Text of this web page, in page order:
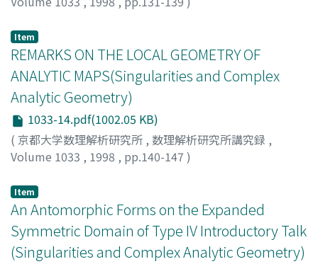
Item
REMARKS ON THE LOCAL GEOMETRY OF
ANALYTIC MAPS(Singularities and Complex
Analytic Geometry)
1033-14.pdf(1002.05 KB)
( 京都大学数理解析研究所 , 数理解析研究所講究録 ,
Volume 1033 , 1998 , pp.140-147 )
Item
An Antomorphic Forms on the Expanded
Symmetric Domain of Type IV Introductory Talk
(Singularities and Complex Analytic Geometry)